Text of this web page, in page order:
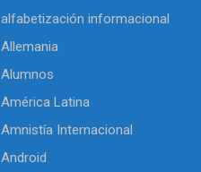
alfabetización informacional
Allemania
Alumnos
América Latina
Amnistía Internacional
Android